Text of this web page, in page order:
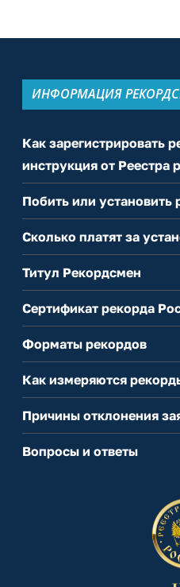
ИНФОРМАЦИЯ
Как зарегистрировать
инструкция от Реестра
Побить или установить
Сколько платят за
Титул Рекордсмен
Сертификат рекорда
Форматы рекордов
Как измеряются
Причины отклонения
Вопросы и ответы